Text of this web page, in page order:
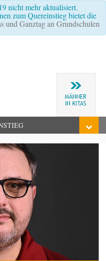
nicht mehr aktualisiert.
zum Quereinstieg bietet die
und Ganztag an Grundschulen